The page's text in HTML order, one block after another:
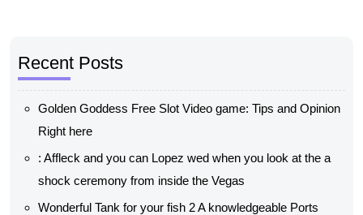
Recent Posts
Golden Goddess Free Slot Video game: Tips and Opinion
Right here
: Affleck and you can Lopez wed when you look at the a
shock ceremony from inside the Vegas
Wonderful Tank for your fish 2 A knowledgeable Ports